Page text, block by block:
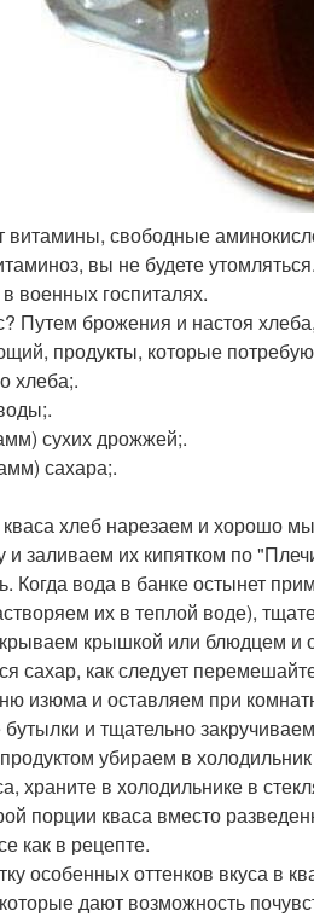
витамины, свободные
вы не будете
военных госпиталях.
Путем брожения и настоя
продукты, которые
хлеба;.
сухих дрожжей;.
сахара;.
хлеб нарезаем и хорошо
и заливаем их кипятком по
Когда вода в банке остынет
их в теплой воде),
крышкой или блюдцем и
сахар, как следует
изюма и оставляем при
и тщательно
убираем в
храните в холодильнике в
порции кваса вместо
как в рецепте.
особенных оттенков вкуса в
дают возможность